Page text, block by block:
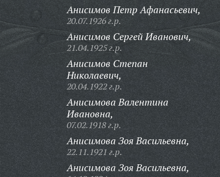
Анисимов Петр Афанасьевич,
20.07.1926 г.р.
Анисимов Сергей Иванович,
21.04.1925 г.р.
Анисимов Степан
Николаевич,
20.04.1922 г.р.
Анисимова Валентина
Ивановна,
07.02.1918 г.р.
Анисимова Зоя Васильевна,
22.11.1921 г.р.
Анисимова Зоя Васильевна,